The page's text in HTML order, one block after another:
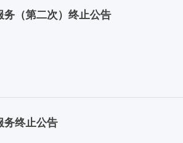
（第二次）终止公告
务终止公告